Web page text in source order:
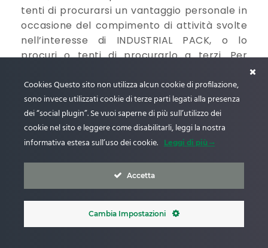
tenti di procurarsi un vantaggio personale in
occasione del compimento di attività svolte
nell’interesse di INDUSTRIAL PACK, o lo
procuri o tenti di procurarlo a terzi. Per
favori illegittimi, comportamenti collusivi,
sollecitazioni, dirette e/o attraverso terzi, di
vantaggi personali e di carriera per sé o per
altri ed altri comportamenti similari.
Il Management di INDUSTRIAL PACK, i suoi
dipendenti, e collaboratori si astengono dal
fare e/o ricevere regalie di ogni genere e
valore nell’ambito dei rapporti di lavoro,
salvo che di valore simbolico e conformi alle
usuali pratiche commerciali, prestando
Cookies Questo sito non utilizza alcun cookie di profilazione,
sono invece utilizzati cookie di terze parti legati alla presenza
dei “social plugin”. Se vuoi saperne di più sull’utilizzo dei
cookie nel sito e leggere come disabilitarli, leggi la nostra
informativa estesa sull’uso dei cookie.
Leggi di più
Accetta
Cambia Impostazioni